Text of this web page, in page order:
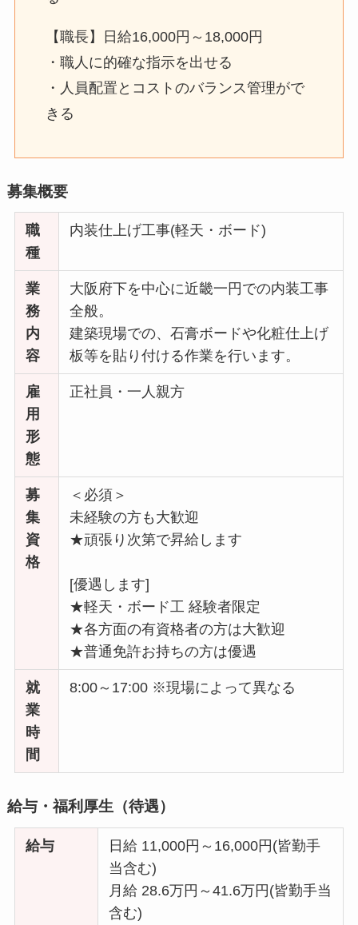
【職長】日給16,000円～18,000円
・職人に的確な指示を出せる
・人員配置とコストのバランス管理がで
きる
募集概要
職
種
内装仕上げ工事(軽天・ボード)
業
務
内
容
大阪府下を中心に近畿一円での内装工事
全般。
建築現場での、石膏ボードや化粧仕上げ
板等を貼り付ける作業を行います。
雇
用
形
態
正社員・一人親方
募
集
資
格
＜必須＞
未経験の方も大歓迎
★頑張り次第で昇給します
[優遇します]
★軽天・ボード工 経験者限定
★各方面の有資格者の方は大歓迎
★普通免許お持ちの方は優遇
就
業
時
間
8:00～17:00 ※現場によって異なる
給与・福利厚生（待遇）
給与
日給 11,000円～16,000円(皆勤手
当含む)
月給 28.6万円～41.6万円(皆勤手当
含む)